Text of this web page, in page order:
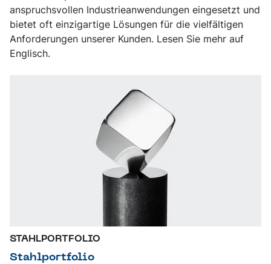
anspruchsvollen Industrieanwendungen eingesetzt und
bietet oft einzigartige Lösungen für die vielfältigen
Anforderungen unserer Kunden. Lesen Sie mehr auf
Englisch.
STAHLPORTFOLIO
Stahlportfolio